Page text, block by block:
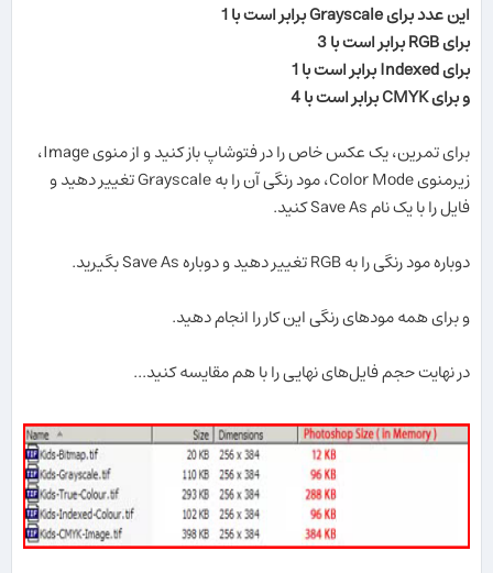
این عدد برای Grayscale برابر است با 1
برای RGB برابر است با 3
برای Indexed برابر است با 1
و برای CMYK برابر است با 4
برای تمرین، یک عکس خاص را در فتوشاپ باز کنید و از منوی Image،
زیرمنوی Color Mode، مود رنگی آن را به Grayscale تغییر دهید و
فایل را با یک نام Save As کنید.
دوباره مود رنگی را به RGB تغییر دهید و دوباره Save As بگیرید.
و برای همه مودهای رنگی این کار را انجام دهید.
در نهایت حجم فایل‌های نهایی را با هم مقایسه کنید...